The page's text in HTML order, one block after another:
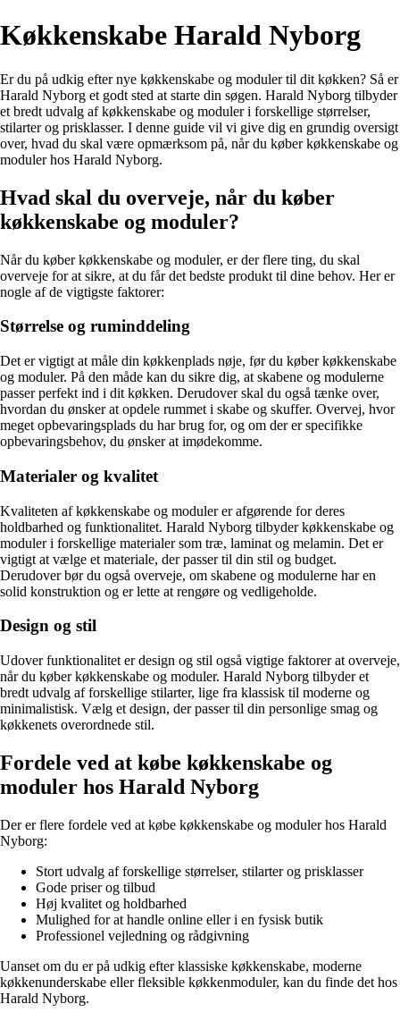
Køkkenskabe Harald Nyborg
Er du på udkig efter nye køkkenskabe og moduler til dit køkken? Så er
Harald Nyborg et godt sted at starte din søgen. Harald Nyborg tilbyder
et bredt udvalg af køkkenskabe og moduler i forskellige størrelser,
stilarter og prisklasser. I denne guide vil vi give dig en grundig oversigt
over, hvad du skal være opmærksom på, når du køber køkkenskabe og
moduler hos Harald Nyborg.
Hvad skal du overveje, når du køber
køkkenskabe og moduler?
Når du køber køkkenskabe og moduler, er der flere ting, du skal
overveje for at sikre, at du får det bedste produkt til dine behov. Her er
nogle af de vigtigste faktorer:
Størrelse og ruminddeling
Det er vigtigt at måle din køkkenplads nøje, før du køber køkkenskabe
og moduler. På den måde kan du sikre dig, at skabene og modulerne
passer perfekt ind i dit køkken. Derudover skal du også tænke over,
hvordan du ønsker at opdele rummet i skabe og skuffer. Overvej, hvor
meget opbevaringsplads du har brug for, og om der er specifikke
opbevaringsbehov, du ønsker at imødekomme.
Materialer og kvalitet
Kvaliteten af køkkenskabe og moduler er afgørende for deres
holdbarhed og funktionalitet. Harald Nyborg tilbyder køkkenskabe og
moduler i forskellige materialer som træ, laminat og melamin. Det er
vigtigt at vælge et materiale, der passer til din stil og budget.
Derudover bør du også overveje, om skabene og modulerne har en
solid konstruktion og er lette at rengøre og vedligeholde.
Design og stil
Udover funktionalitet er design og stil også vigtige faktorer at overveje,
når du køber køkkenskabe og moduler. Harald Nyborg tilbyder et
bredt udvalg af forskellige stilarter, lige fra klassisk til moderne og
minimalistisk. Vælg et design, der passer til din personlige smag og
køkkenets overordnede stil.
Fordele ved at købe køkkenskabe og
moduler hos Harald Nyborg
Der er flere fordele ved at købe køkkenskabe og moduler hos Harald
Nyborg:
Stort udvalg af forskellige størrelser, stilarter og prisklasser
Gode priser og tilbud
Høj kvalitet og holdbarhed
Mulighed for at handle online eller i en fysisk butik
Professionel vejledning og rådgivning
Uanset om du er på udkig efter klassiske køkkenskabe, moderne
køkkenunderskabe eller fleksible køkkenmoduler, kan du finde det hos
Harald Nyborg.